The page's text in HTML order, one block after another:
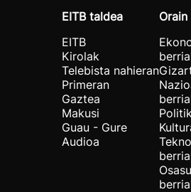
EITB taldea
EITB
Kirolak
Telebista nahieran
Primeran
Gaztea
Makusi
Guau - Gure
Audioa
Orain